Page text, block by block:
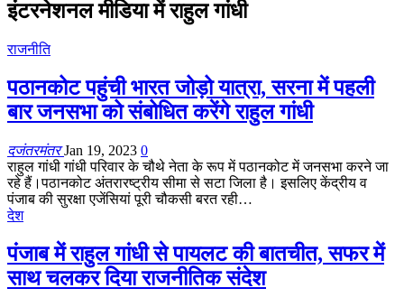
इंटरनेशनल मीडिया में राहुल गांधी
राजनीति
पठानकोट पहुंची भारत जोड़ो यात्रा, सरना में पहली
बार जनसभा को संबोधित करेंगे राहुल गांधी
दजंतरमंतरJan 19, 2023 0
राहुल गांधी गांधी परिवार के चौथे नेता के रूप में पठानकोट में जनसभा करने जा
रहे हैं।पठानकोट अंतरारष्ट्रीय सीमा से सटा जिला है। इसलिए केंद्रीय व
पंजाब की सुरक्षा एजेंसियां पूरी चौकसी बरत रही…
देश
पंजाब में राहुल गांधी से पायलट की बातचीत, सफर में
साथ चलकर दिया राजनीतिक संदेश